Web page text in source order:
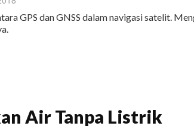
GPS dan GNSS dalam navigasi satelit.
Air Tanpa Listrik